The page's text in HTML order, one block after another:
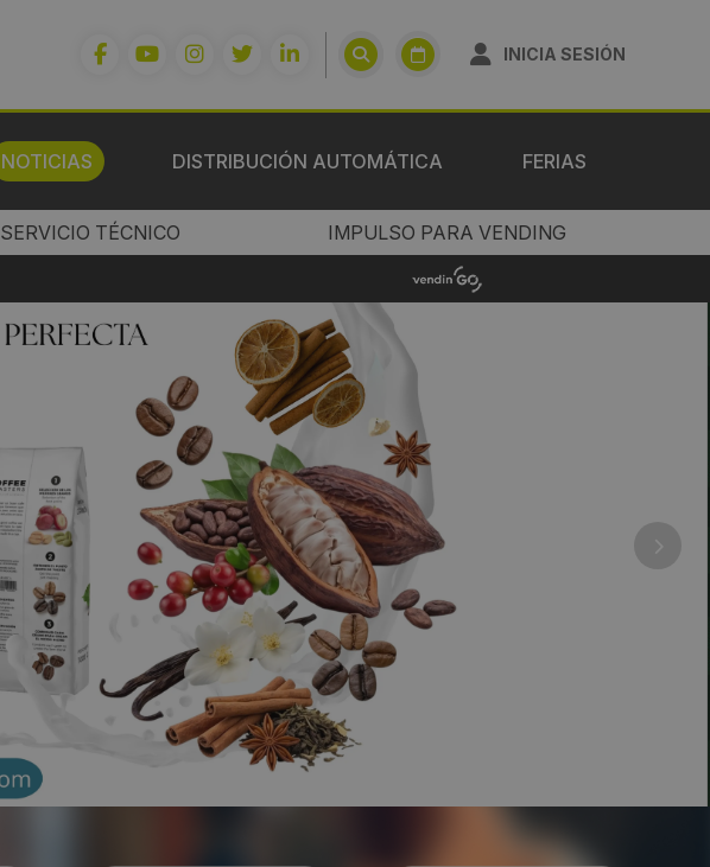
INICIA SESIÓN
NOTICIAS DISTRIBUCIÓN AUTOMÁTICA FERIAS
SERVICIO TÉCNICO IMPULSO PARA VENDING